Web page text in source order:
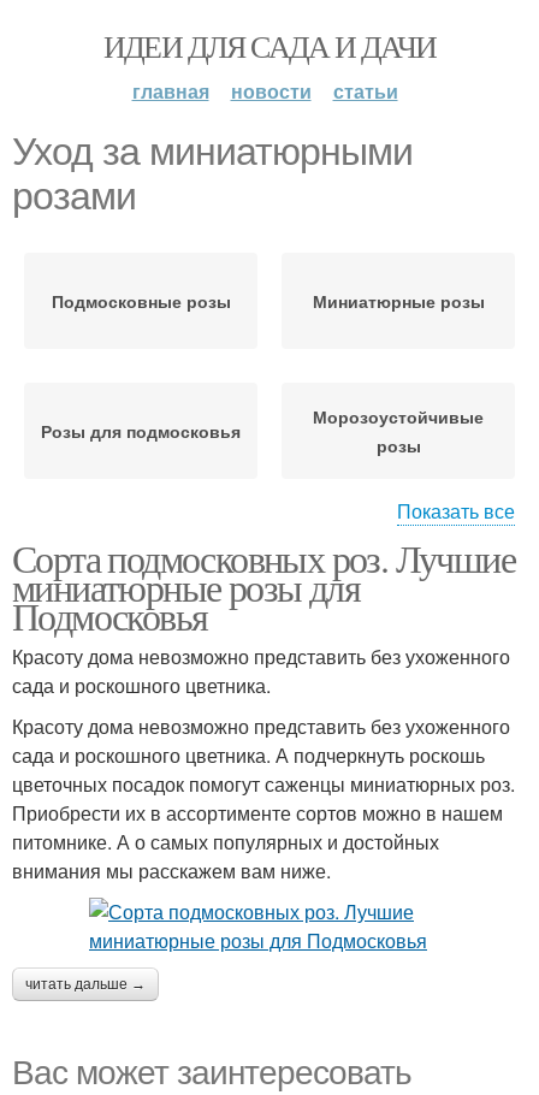
ИДЕИ ДЛЯ САДА И ДАЧИ
главная новости статьи
Уход за миниатюрными
розами
Подмосковные розы Миниатюрные розы
Розы для подмосковья
Морозоустойчивые
розы
Розы в подмосковье Розы для новичков
Ароматные розы
Показать все
Сорта подмосковных роз. Лучшие
миниатюрные розы для
Подмосковья
Красоту дома невозможно представить без ухоженного
сада и роскошного цветника.
Красоту дома невозможно представить без ухоженного
сада и роскошного цветника. А подчеркнуть роскошь
цветочных посадок помогут саженцы миниатюрных роз.
Приобрести их в ассортименте сортов можно в нашем
питомнике. А о самых популярных и достойных
внимания мы расскажем вам ниже.
читать дальше →
Вас может заинтересовать